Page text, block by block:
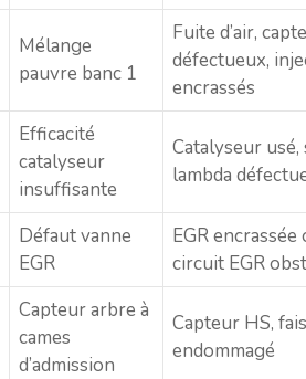
Mélange
pauvre banc 1
Fuite d’air,
défectueux,
encrassés
Efficacité
catalyseur
insuffisante
Catalyseur usé,
lambda
Défaut vanne
EGR
EGR
circuit EGR
Capteur arbre à
cames
d’admission
Capteur HS,
endommagé